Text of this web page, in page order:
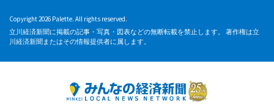
Copyright 2026 Palette. All rights reserved.
立川経済新聞に掲載の記事・写真・図表などの無断転載を禁止します。 著作権は立
川経済新聞またはその情報提供者に属します。